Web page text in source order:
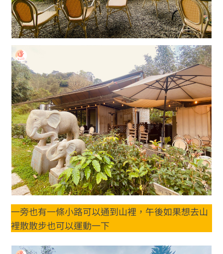
一旁也有一條小路可以通到山裡，午後如果想去山
裡散散步也可以運動一下